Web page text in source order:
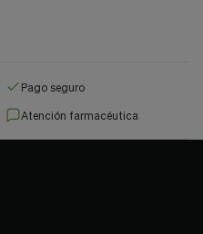
Pago seguro
Atención farmacéutica